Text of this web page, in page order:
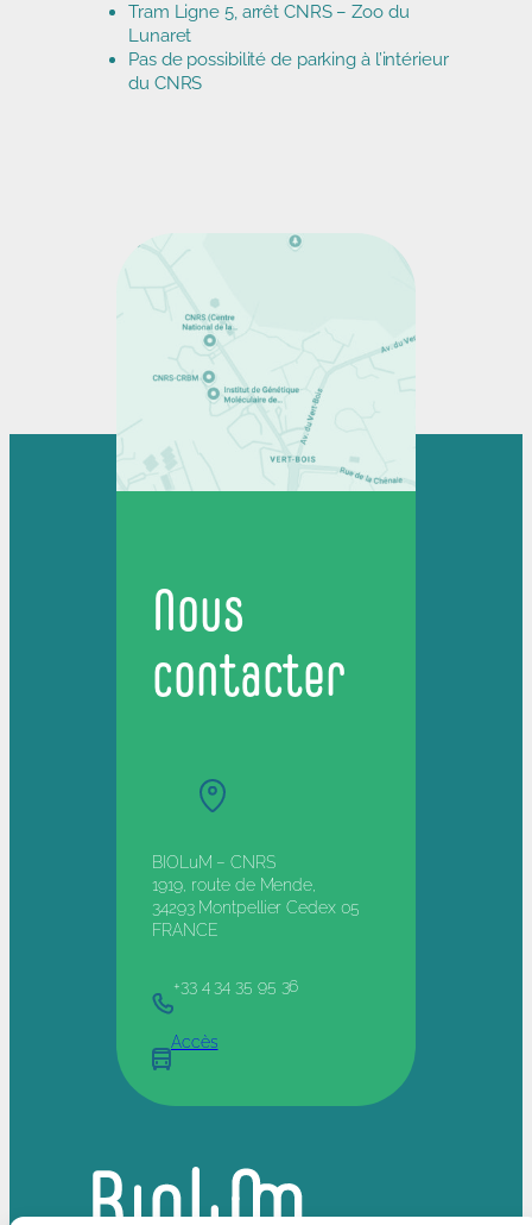
Tram Ligne 5, arrêt CNRS – Zoo du
Lunaret
Pas de possibilité de parking à l’intérieur
du CNRS
Nous
contacter
BIOLuM – CNRS
1919, route de Mende,
34293 Montpellier Cedex 05
FRANCE
+33 4 34 35 95 36
Accès